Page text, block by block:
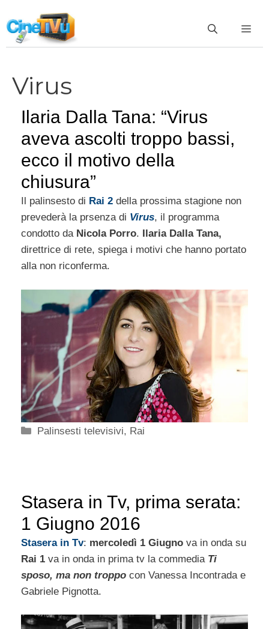
al
contenuto
Virus
Ilaria Dalla Tana: “Virus
aveva ascolti troppo bassi,
ecco il motivo della
chiusura”
Il palinsesto di Rai 2 della prossima stagione non
prevederà la prsenza di Virus, il programma
condotto da Nicola Porro. Ilaria Dalla Tana,
direttrice di rete, spiega i motivi che hanno portato
alla non riconferma.
Categorie
Palinsesti televisivi, Rai
Stasera in Tv, prima serata:
1 Giugno 2016
Staserain Tv: mercoledì 1 Giugno va in onda su
Rai 1 va in onda in prima tv la commedia Ti
sposo, ma non troppo con Vanessa Incontrada e
Gabriele Pignotta.